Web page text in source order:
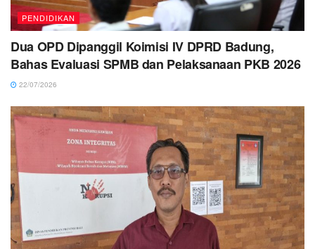
PENDIDIKAN
Dua OPD Dipanggil Koimisi IV DPRD Badung,
Bahas Evaluasi SPMB dan Pelaksanaan PKB 2026
22/07/2026